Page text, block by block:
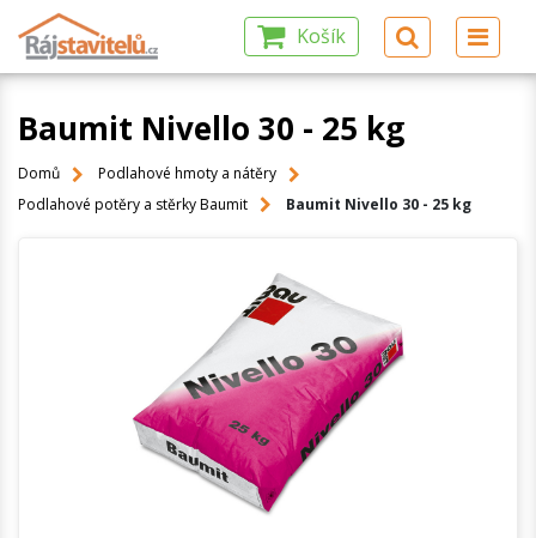
Košík
Baumit Nivello 30 - 25 kg
Domů
Podlahové hmoty a nátěry
Podlahové potěry a stěrky Baumit
Baumit Nivello 30 - 25 kg